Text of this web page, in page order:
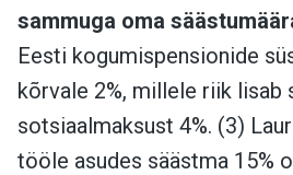
sammuga oma
Eesti kogumispensionide
kõrvale 2%, millele riik lisab
sotsiaalmaksust 4%. (3)
tööle asudes säästma 15%